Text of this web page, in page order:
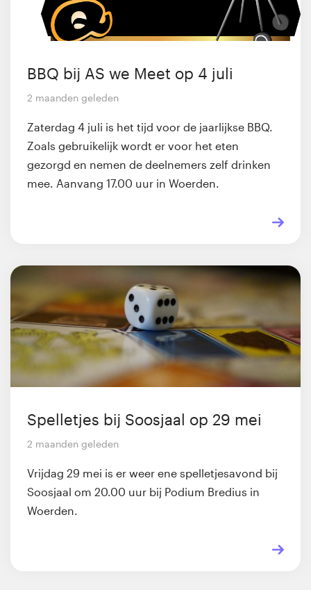
BBQ bij AS we Meet op 4 juli
2 maanden geleden
Zaterdag 4 juli is het tijd voor de jaarlijkse BBQ.
Zoals gebruikelijk wordt er voor het eten
gezorgd en nemen de deelnemers zelf drinken
mee. Aanvang 17.00 uur in Woerden.
Spelletjes bij Soosjaal op 29 mei
2 maanden geleden
Vrijdag 29 mei is er weer ene spelletjesavond bij
Soosjaal om 20.00 uur bij Podium Bredius in
Woerden.